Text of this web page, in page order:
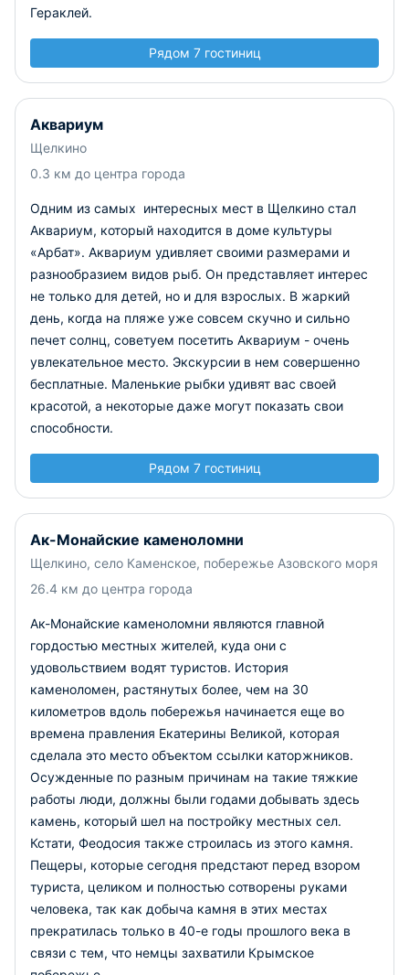
Гераклей.
Рядом 7 гостиниц
Аквариум
Щелкино
0.3 км до центра города
Одним из самых интересных мест в Щелкино стал
Аквариум, который находится в доме культуры
«Арбат». Аквариум удивляет своими размерами и
разнообразием видов рыб. Он представляет интерес
не только для детей, но и для взрослых. В жаркий
день, когда на пляже уже совсем скучно и сильно
печет солнц, советуем посетить Аквариум - очень
увлекательное место. Экскурсии в нем совершенно
бесплатные. Маленькие рыбки удивят вас своей
красотой, а некоторые даже могут показать свои
способности.
Рядом 7 гостиниц
Ак-Монайские каменоломни
Щелкино, село Каменское, побережье Азовского моря
26.4 км до центра города
Ак-Монайские каменоломни являются главной
гордостью местных жителей, куда они с
удовольствием водят туристов. История
каменоломен, растянутых более, чем на 30
километров вдоль побережья начинается еще во
времена правления Екатерины Великой, которая
сделала это место объектом ссылки каторжников.
Осужденные по разным причинам на такие тяжкие
работы люди, должны были годами добывать здесь
камень, который шел на постройку местных сел.
Кстати, Феодосия также строилась из этого камня.
Пещеры, которые сегодня предстают перед взором
туриста, целиком и полностью сотворены руками
человека, так как добыча камня в этих местах
прекратилась только в 40-е годы прошлого века в
связи с тем, что немцы захватили Крымское